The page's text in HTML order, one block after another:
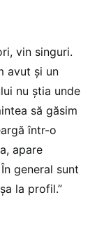
vin singuri.
avut și un
nu știa unde
să găsim
într-o
apare
general sunt
la profil.”